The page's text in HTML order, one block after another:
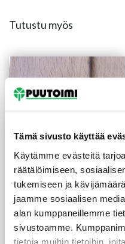
Tämä sivusto käyttää
Käytämme evästeitä
räätälöimiseen,
tukemiseen ja
jaamme sosiaalisen
alan kumppaneillemme
sivustoamme.
tietoja muihin tietoihin,
Tutustu myös
Kynnys tammi 92X22/29
mm valkolakattu
kyntteellinen
25,45 €